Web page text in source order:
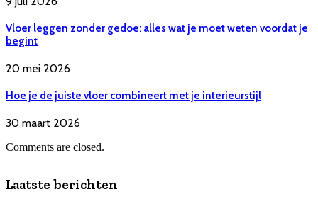
Vloer leggen zonder gedoe: alles wat je moet weten voordat je
begint
20 mei 2026
Hoe je de juiste vloer combineert met je interieurstijl
30 maart 2026
Comments are closed.
Laatste berichten